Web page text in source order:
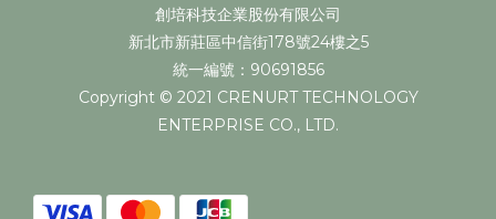
創培科技企業股份有限公司
新北市新莊區中信街178號24樓之5
統一編號：90691856
Copyright © 2021 CRENURT TECHNOLOGY
ENTERPRISE CO., LTD.